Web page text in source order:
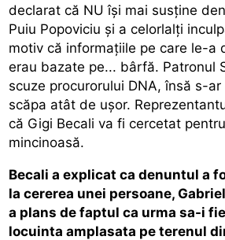
declarat că NU îşi mai susţine
Puiu Popoviciu şi a celorlalţi
motiv că informaţiile pe care le-a
erau bazate pe... bârfă. Patronul
scuze procurorului DNA, însă s-
scăpa atât de uşor.
că Gigi Becali va fi cercetat
mincinoasă.
Becali a explicat ca denuntul a
la cererea unei persoane,
a plans de faptul ca urma sa-i
locuinta amplasata pe terenul